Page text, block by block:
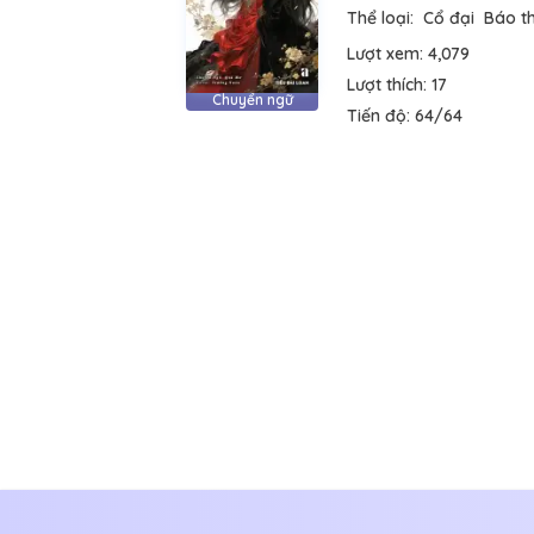
Chuyển ngữ
Thể loại: Cổ đại Báo
Lượt xem: 4,079
Lượt thích: 17
Tiến độ: 64/64